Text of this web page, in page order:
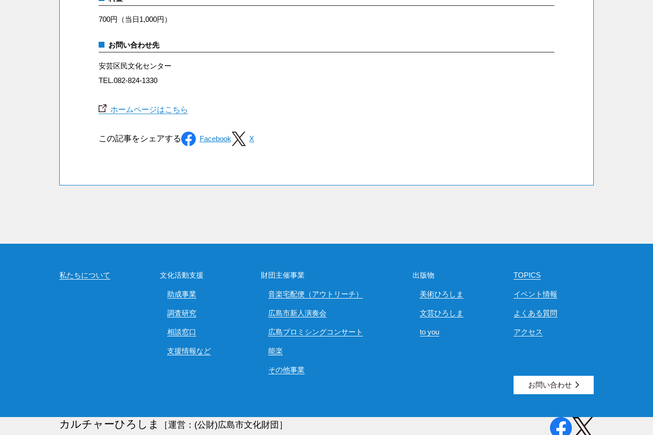
700円（当日1,000円）
お問い合わせ先
安芸区民文化センター
TEL.082-824-1330
ホームページはこちら
私たちについて 文化活動支援
助成事業
調査研究
相談窓口
支援情報など
財団主催事業
音楽宅配便（アウトリーチ）
広島市新人演奏会
広島プロミシングコンサート
能楽
その他事業
出版物
美術ひろしま
文芸ひろしま
to you
TOPICS
イベント情報
よくある質問
アクセス
お問い合わせ
カルチャーひろしま ［運営：(公財)広島市文化財団］